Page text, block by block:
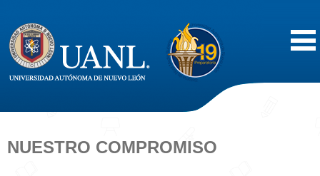
Acerca de
NUESTRO COMPROMISO